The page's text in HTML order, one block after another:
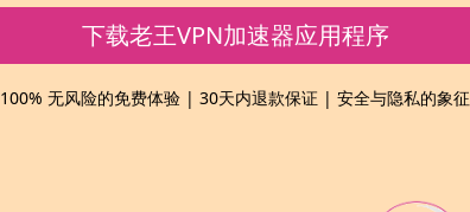
下载老王VPN加速器应用程序
100% 无风险的免费体验 | 30天内退款保证 | 安全与隐私的象征